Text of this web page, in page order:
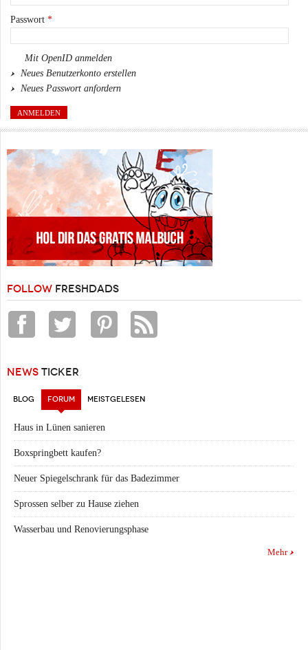
Passwort *
Mit OpenID anmelden
Neues Benutzerkonto erstellen
Neues Passwort anfordern
FOLLOW FRESHDADS
NEWS TICKER
BLOG FORUM (AKTIVER REITER)
MEISTGELESEN
Haus in Lünen sanieren
Boxspringbett kaufen?
Neuer Spiegelschrank für das Badezimmer
Sprossen selber zu Hause ziehen
Wasserbau und Renovierungsphase
Mehr